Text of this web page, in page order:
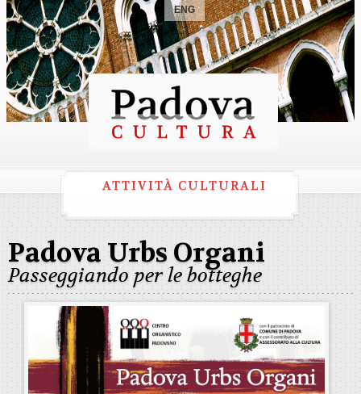
ENG
ATTIVITÀ CULTURALI
Padova Urbs Organi
Passeggiando per le botteghe